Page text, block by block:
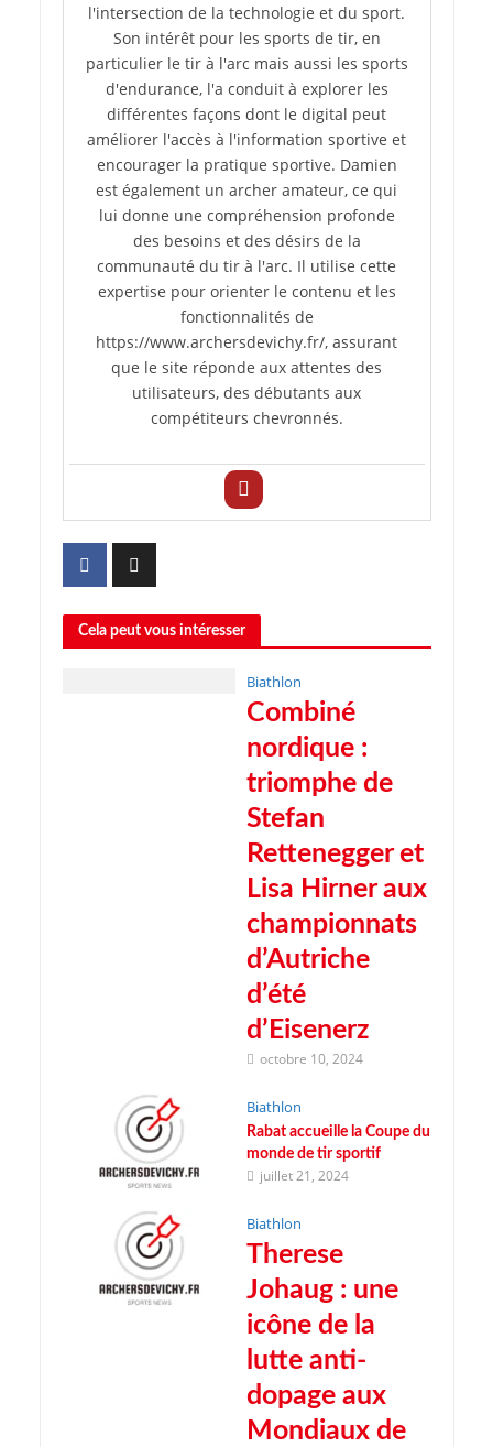
l'intersection de la technologie et du sport.
Son intérêt pour les sports de tir, en
particulier le tir à l'arc mais aussi les sports
d'endurance, l'a conduit à explorer les
différentes façons dont le digital peut
améliorer l'accès à l'information sportive et
encourager la pratique sportive. Damien
est également un archer amateur, ce qui
lui donne une compréhension profonde
des besoins et des désirs de la
communauté du tir à l'arc. Il utilise cette
expertise pour orienter le contenu et les
fonctionnalités de
https://www.archersdevichy.fr/, assurant
que le site réponde aux attentes des
utilisateurs, des débutants aux
compétiteurs chevronnés.
Cela peut vous intéresser
Biathlon
Combiné
nordique :
triomphe de
Stefan
Rettenegger et
Lisa Hirner aux
championnats
d’Autriche
d’été
d’Eisenerz
octobre 10, 2024
Biathlon
Rabat accueille la Coupe du
monde de tir sportif
juillet 21, 2024
Biathlon
Therese
Johaug : une
icône de la
lutte anti-
dopage aux
Mondiaux de